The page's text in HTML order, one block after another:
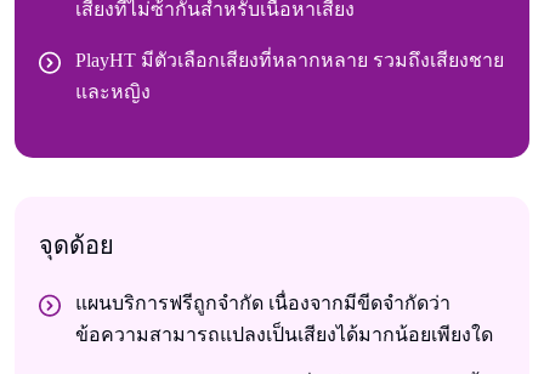
เสียงที่ไม่ซ้ํากันสําหรับเนื้อหาเสียง
PlayHT มีตัวเลือกเสียงที่หลากหลาย รวมถึงเสียงชาย
และหญิง
จุดด้อย
แผนบริการฟรีถูกจํากัด เนื่องจากมีขีดจํากัดว่า
ข้อความสามารถแปลงเป็นเสียงได้มากน้อยเพียงใด